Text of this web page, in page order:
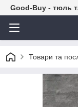
Good-Buy - тюль
Товари та